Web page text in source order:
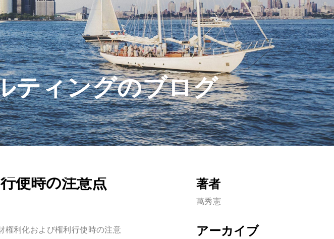
ティングのブログ
使時の注意点
権利化および権利行使時の注意
著者
萬秀憲
アーカイブ